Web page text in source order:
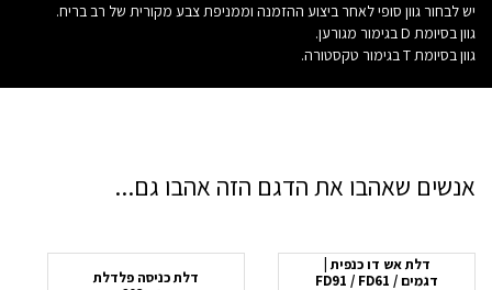
יש לבחור גוון סופי לאחר ביצוע ההזמנה וממניפת צבע מקורית של רב בריח.
גוון בסיומת D בגימור מגורען.
גוון בסיומת T בגימור טקסטורה.
אנשים שאהבו את הדגם הזה אהבו גם...
דלת אש דו כנפית |
דגמים FD91 / FD61 /
דלת כניסה פלדלת